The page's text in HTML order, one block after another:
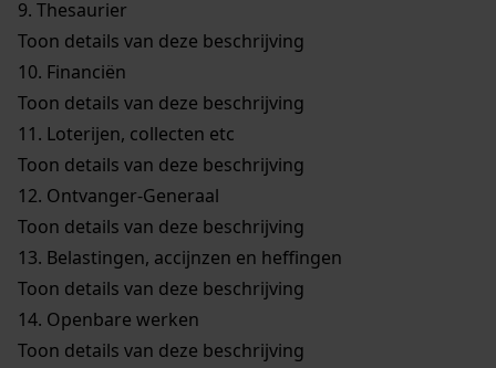
9. Thesaurier
Toon details van deze beschrijving
10. Financiën
Toon details van deze beschrijving
11. Loterijen, collecten etc
Toon details van deze beschrijving
12. Ontvanger-Generaal
Toon details van deze beschrijving
13. Belastingen, accijnzen en heffingen
Toon details van deze beschrijving
14. Openbare werken
Toon details van deze beschrijving